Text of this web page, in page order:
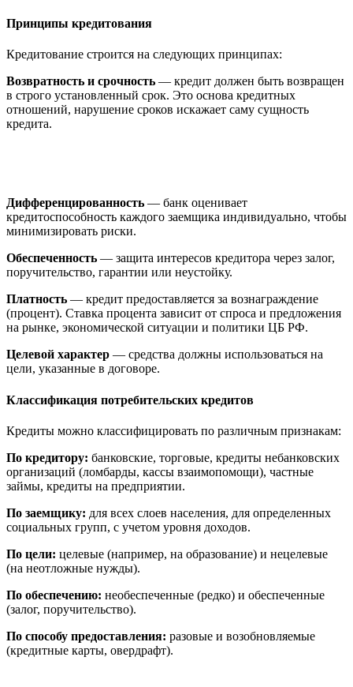
Принципы кредитования
Кредитование строится на следующих принципах:
Возвратность и срочность — кредит должен быть возвращен
в строго установленный срок. Это основа кредитных
отношений, нарушение сроков искажает саму сущность
кредита.
Дифференцированность — банк оценивает
кредитоспособность каждого заемщика индивидуально, чтобы
минимизировать риски.
Обеспеченность — защита интересов кредитора через залог,
поручительство, гарантии или неустойку.
Платность — кредит предоставляется за вознаграждение
(процент). Ставка процента зависит от спроса и предложения
на рынке, экономической ситуации и политики ЦБ РФ.
Целевой характер — средства должны использоваться на
цели, указанные в договоре.
Классификация потребительских кредитов
Кредиты можно классифицировать по различным признакам:
По кредитору: банковские, торговые, кредиты небанковских
организаций (ломбарды, кассы взаимопомощи), частные
займы, кредиты на предприятии.
По заемщику: для всех слоев населения, для определенных
социальных групп, с учетом уровня доходов.
По цели: целевые (например, на образование) и нецелевые
(на неотложные нужды).
По обеспечению: необеспеченные (редко) и обеспеченные
(залог, поручительство).
По способу предоставления: разовые и возобновляемые
(кредитные карты, овердрафт).